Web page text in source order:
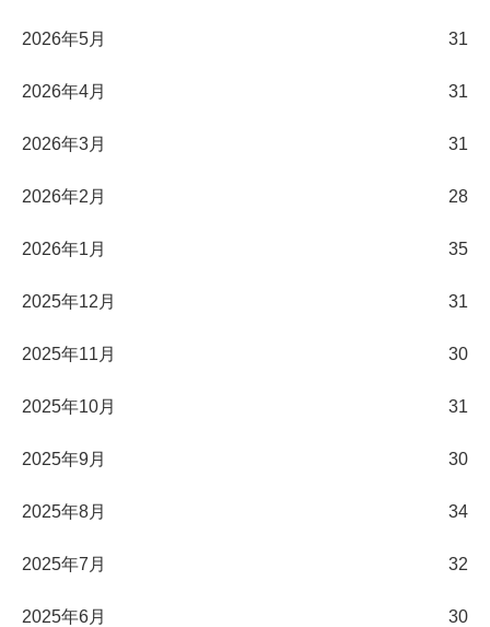
2026年5月 31
2026年4月 31
2026年3月 31
2026年2月 28
2026年1月 35
2025年12月 31
2025年11月 30
2025年10月 31
2025年9月 30
2025年8月 34
2025年7月 32
2025年6月 30